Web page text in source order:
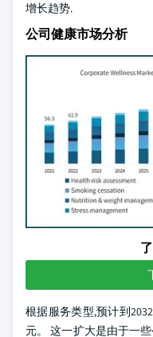
增长趋势.
公司健康市场分析
根据服务类型,预计到
元。 这一扩大是由于一